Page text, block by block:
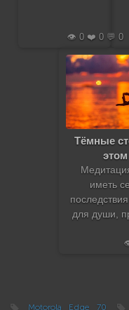
👁️ 0 ❤️ 0 💬 0
Тёмные
иметь
для души,
Motorola Edge 70